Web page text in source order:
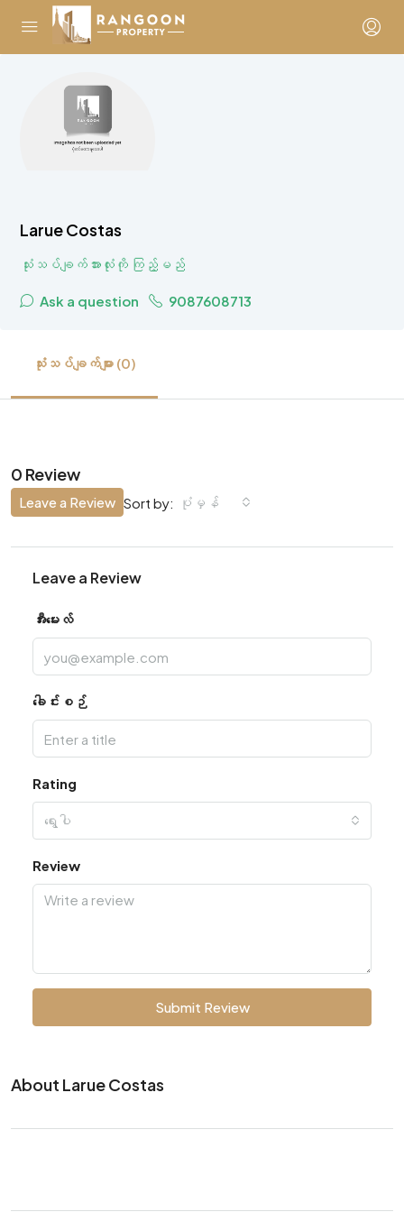
Larue Costas
သုံးသပ်ချက်အားလုံးကို ကြည့်မည်
Ask a question 9087608713
သုံးသပ်ချက်များ (0)
0 Review
Sort by: ပုံမှန်
Leave a Review
Leave a Review
အီးမေးလ်
ခေါင်းစဉ်
Rating
ရွေးပါ
Review
Submit Review
About Larue Costas